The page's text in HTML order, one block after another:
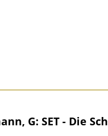
G: SET - Die